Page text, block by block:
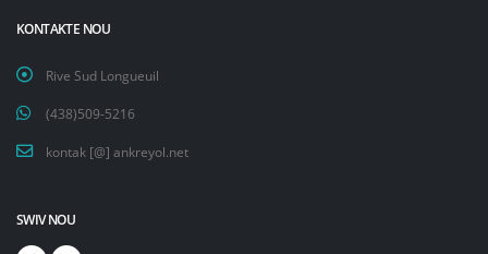
KONTAKTE NOU
Rive Sud Longueuil
(438)509-5216
kontak [@] ankreyol.net
SWIV NOU